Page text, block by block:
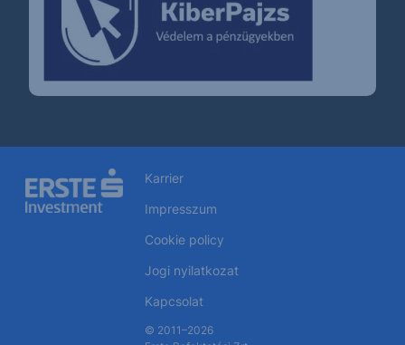
Karrier
Impresszum
Cookie policy
Jogi nyilatkozat
Kapcsolat
© 2011–2026